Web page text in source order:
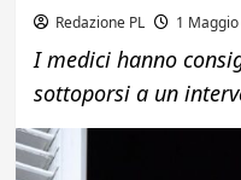
Redazione PL 1
I medici hanno
sottoporsi a un